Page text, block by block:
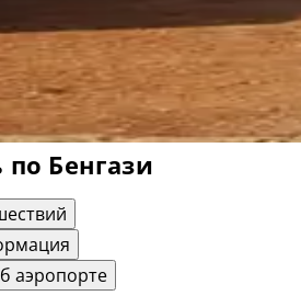
по Бенгази
аэропорте